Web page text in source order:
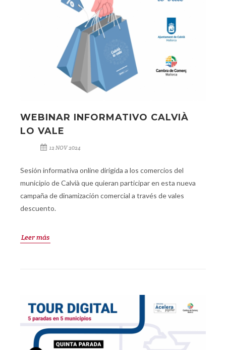
WEBINAR INFORMATIVO CALVIÀ
LO VALE
12 NOV 2024
Sesión informativa online dirigida a los comercios del
municipio de Calvià que quieran participar en esta nueva
campaña de dinamización comercial a través de vales
descuento.
Leer más